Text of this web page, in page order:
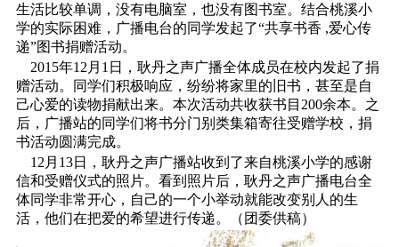
生活比较单调，没有电脑室，也没有图书室。结合桃溪小
学的实际困难，广播电台的同学发起了“共享书香 ,爱心传
递”图书捐赠活动。
2015年12月1日，耿丹之声广播全体成员在校内发起了捐
赠活动。同学们积极响应，纷纷将家里的旧书，甚至是自
己心爱的读物捐献出来。本次活动共收获书目200余本。之
后，广播站的同学们将书分门别类集箱寄往受赠学校，捐
书活动圆满完成。
12月13日，耿丹之声广播站收到了来自桃溪小学的感谢
信和受赠仪式的照片。看到照片后，耿丹之声广播电台全
体同学非常开心，自己的一个小举动就能改变别人的生
活，他们在把爱的希望进行传递。（团委供稿）